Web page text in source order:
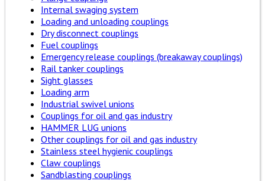
Internal swaging system
Loading and unloading couplings
Dry disconnect couplings
Fuel couplings
Emergency release couplings (breakaway couplings)
Rail tanker couplings
Sight glasses
Loading arm
Industrial swivel unions
Couplings for oil and gas industry
HAMMER LUG unions
Other couplings for oil and gas industry
Stainless steel hygienic couplings
Claw couplings
Sandblasting couplings